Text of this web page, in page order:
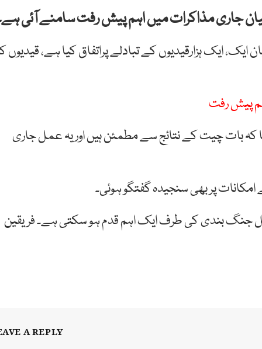
جاری مذاکرات میں اہم پیش رفت سامنے آئی
ایک ہزارقیدیوں کے تبادلے پراتفاق کیا ہے، قیدیوں
پیش رفت
کہ بات چیت کے نتائج سے مطمئن ہیں اور یہ عمل جاری
پر بھی سنجیدہ گفتگو ہوئی۔
جنگ بندی کی طرف ایک اہم قدم ہو سکتی ہے۔ فریقین
A REPLY